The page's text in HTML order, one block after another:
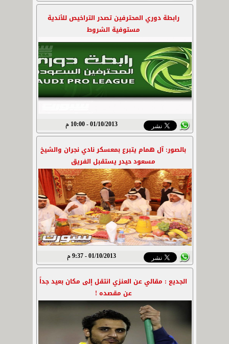
رابطة دوري المحترفين تصدر التراخيص للأندية
مستوفية الشروط
01/10/2013 - 10:00 م
بالصور: آل همام يتبرع بمعسكر نادي نجران والشيخ
مسعود حيدر يستقبل الفريق
01/10/2013 - 9:37 م
الجديع : مقالي عن العنزي انتقل إلى مكان بعيد جداً
عن مقصده !